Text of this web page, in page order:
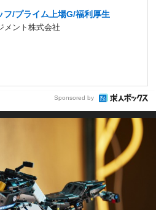
/プライム上場G/福利厚生
メント株式会社
Sponsored by